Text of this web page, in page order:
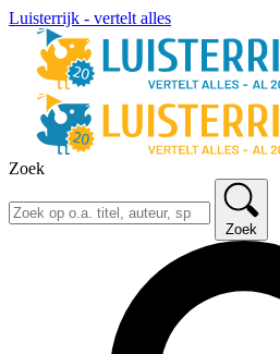
Luisterrijk - vertelt alles
Zoek
Zoek